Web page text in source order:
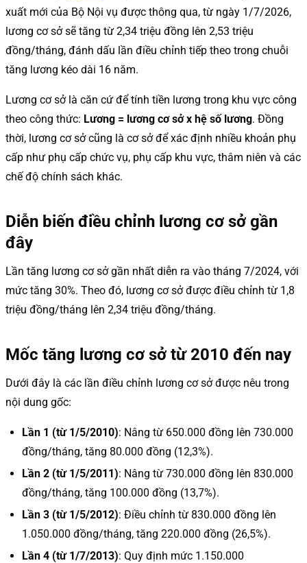
xuất mới của Bộ Nội vụ được thông qua, từ ngày 1/7/2026,
lương cơ sở sẽ tăng từ 2,34 triệu đồng lên 2,53 triệu
đồng/tháng, đánh dấu lần điều chỉnh tiếp theo trong chuỗi
tăng lương kéo dài 16 năm.
Lương cơ sở là căn cứ để tính tiền lương trong khu vực công
theo công thức: Lương = lương cơ sở x hệ số lương. Đồng
thời, lương cơ sở cũng là cơ sở để xác định nhiều khoản phụ
cấp như phụ cấp chức vụ, phụ cấp khu vực, thâm niên và các
chế độ chính sách khác.
Diễn biến điều chỉnh lương cơ sở gần
đây
Lần tăng lương cơ sở gần nhất diễn ra vào tháng 7/2024, với
mức tăng 30%. Theo đó, lương cơ sở được điều chỉnh từ 1,8
triệu đồng/tháng lên 2,34 triệu đồng/tháng.
Mốc tăng lương cơ sở từ 2010 đến nay
Dưới đây là các lần điều chỉnh lương cơ sở được nêu trong
nội dung gốc:
Lần 1 (từ 1/5/2010): Nâng từ 650.000 đồng lên 730.000
đồng/tháng, tăng 80.000 đồng (12,3%).
Lần 2 (từ 1/5/2011): Nâng từ 730.000 đồng lên 830.000
đồng/tháng, tăng 100.000 đồng (13,7%).
Lần 3 (từ 1/5/2012): Điều chỉnh từ 830.000 đồng lên
1.050.000 đồng/tháng, tăng 220.000 đồng (26,5%).
Lần 4 (từ 1/7/2013): Quy định mức 1.150.000